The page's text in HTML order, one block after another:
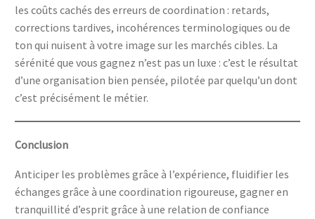
les coûts cachés des erreurs de coordination : retards,
corrections tardives, incohérences terminologiques ou de
ton qui nuisent à votre image sur les marchés cibles. La
sérénité que vous gagnez n’est pas un luxe : c’est le résultat
d’une organisation bien pensée, pilotée par quelqu’un dont
c’est précisément le métier.
Conclusion
Anticiper les problèmes grâce à l’expérience, fluidifier les
échanges grâce à une coordination rigoureuse, gagner en
tranquillité d’esprit grâce à une relation de confiance